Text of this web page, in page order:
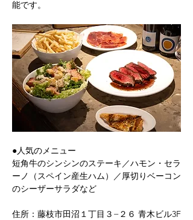
能です。
●人気のメニュー
短角牛のシンシンのステーキ／ハモン・セラ
ーノ（スペイン産生ハム）／厚切りベーコン
のシーザーサラダなど
住所：藤枝市田沼１丁目３−２６ 青木ビル3F